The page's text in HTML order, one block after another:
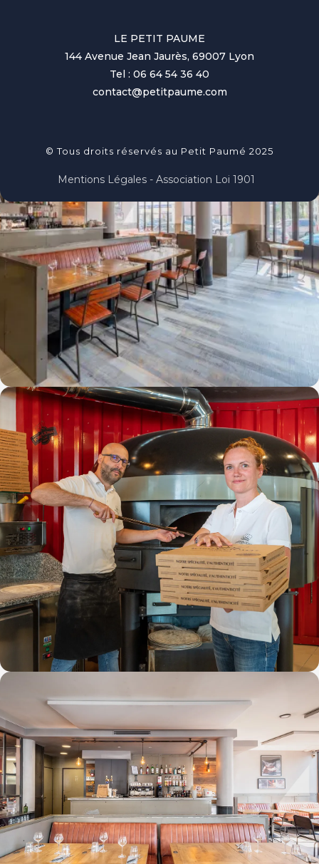
LE PETIT PAUME
144 Avenue Jean Jaurès, 69007 Lyon
Tel : 06 64 54 36 40
contact@petitpaume.com
© Tous droits réservés au Petit Paumé 2025
Mentions Légales - Association Loi 1901